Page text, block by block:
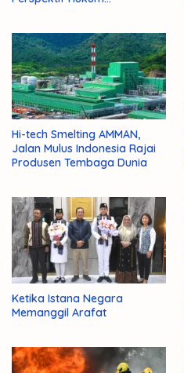
Hi-tech Smelting AMMAN,
Jalan Mulus Indonesia Rajai
Produsen Tembaga Dunia
Ketika Istana Negara
Memanggil Arafat